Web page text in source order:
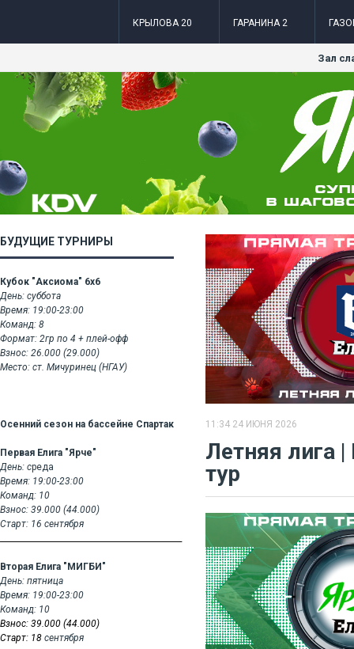
КРЫЛОВА 20 ГАРАНИНА 2
Зал
БУДУЩИЕ ТУРНИРЫ
Кубок "Аксиома" 6x6
День: суббота
Время: 19:00-23:00
Команд: 8
Формат: 2гр по 4 + плей-офф
Взнос: 26.000 (29.000)
Место: ст. Мичуринец (НГАУ)
Осенний сезон на бассейне Спартак
Первая Елига "Ярче"
День: среда
Время: 19:00-23:00
Команд: 10
Взнос: 39.000 (44.000)
Старт: 16 сентября
Вторая Елига "МИГБИ"
День: пятница
Время: 19:00-23:00
Команд: 10
Взнос: 39.000 (44.000)
Старт: 18 сентября
11:34 24 ИЮНЯ 2026
​Летняя лига |
тур